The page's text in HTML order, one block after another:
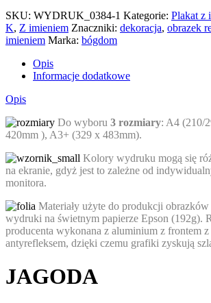
SKU: WYDRUK_0384-1 Kategorie: Plakat z
K, Z imieniem Znaczniki: dekoracja, obrazek
imieniem Marka: bógdom
Opis
Informacje dodatkowe
Opis
Do wyboru 3 rozmiary: A4 (210/
420mm ), A3+ (329 x 483mm).
Kolory wydruku mogą się
na ekranie, gdyż jest to zależne od
monitora.
Materiały użyte do produkcji obrazków
wydruki na świetnym papierze Epson (192g).
producenta wykonana z aluminium z frontem
antyrefleksem, dzięki czemu grafiki zyskują
JAGODA